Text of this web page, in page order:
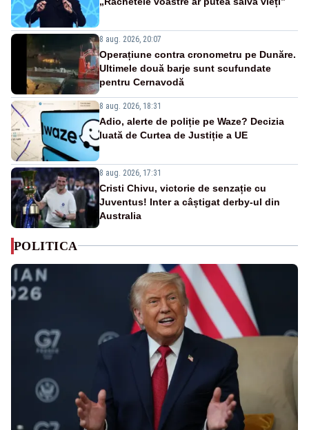
8 aug. 2026, 20:07
Operațiune contra cronometru pe Dunăre.
Ultimele două barje sunt scufundate
pentru Cernavodă
8 aug. 2026, 18:31
Adio, alerte de poliție pe Waze? Decizia
luată de Curtea de Justiție a UE
8 aug. 2026, 17:31
Cristi Chivu, victorie de senzație cu
Juventus! Inter a câștigat derby-ul din
Australia
POLITICA